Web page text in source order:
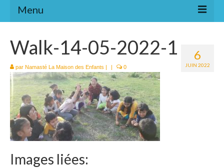
Menu
Présentation
l’Ethique
Historique
Le Népal
Documents
Parrainages
6
JUIN 2022
Walk-14-05-2022-1
par Namasté La Maison des Enfants | | 0
Images liées: